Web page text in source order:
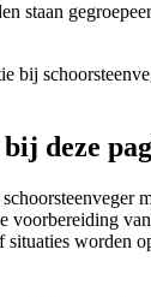
staan
bij
deze
schoorsteenveger
voorbereiding
worden